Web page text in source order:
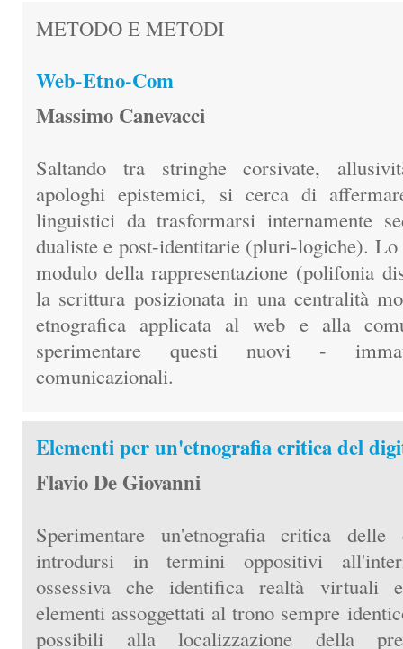
METODO E METODI
Web-Etno-Com
Massimo Canevacci
Saltando tra stringhe corsivate,
apologhi epistemici, si cerca di
linguistici da trasformarsi internamente
dualiste e post-identitarie (pluri-logiche).
modulo della rappresentazione (polifonia
la scrittura posizionata in una centralità
etnografica applicata al web e alla
sperimentare questi nuovi -
comunicazionali.
Elementi per un'etnografia critica del
Flavio De Giovanni
Sperimentare un'etnografia critica
introdursi in termini oppositivi
ossessiva che identifica realtà virtuali
elementi assoggettati al trono sempre
possibili alla localizzazione della